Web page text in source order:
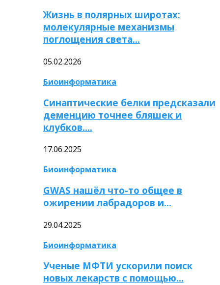
Жизнь в полярных широтах:
молекулярные механизмы
поглощения света…
05.02.2026
Биоинформатика
Синаптические белки предсказали
деменцию точнее бляшек и
клубков….
17.06.2025
Биоинформатика
GWAS нашёл что-то общее в
ожирении лабрадоров и…
29.04.2025
Биоинформатика
Ученые МФТИ ускорили поиск
новых лекарств с помощью…